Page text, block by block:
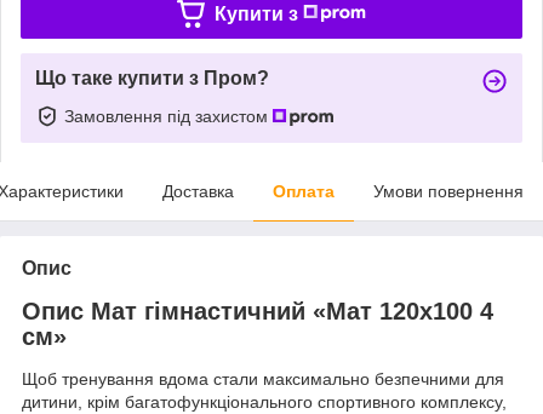
Купити з
Що таке купити з Пром?
Замовлення під захистом
Доставка Оплата Умови повернення
Опис
Опис Мат гімнастичний «Мат 120х100 4
см»
Щоб тренування вдома стали максимально безпечними для
дитини, крім багатофункціонального спортивного комплексу,